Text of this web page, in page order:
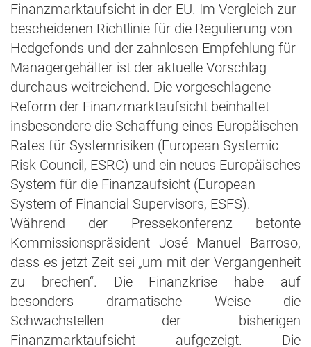
Finanzmarktaufsicht in der EU. Im Vergleich zur
bescheidenen Richtlinie für die Regulierung von
Hedgefonds und der zahnlosen Empfehlung für
Managergehälter ist der aktuelle Vorschlag
durchaus weitreichend. Die vorgeschlagene
Reform der Finanzmarktaufsicht beinhaltet
insbesondere die Schaffung eines Europäischen
Rates für Systemrisiken (European Systemic
Risk Council, ESRC) und ein neues Europäisches
System für die Finanzaufsicht (European
System of Financial Supervisors, ESFS).
Während der Pressekonferenz betonte
Kommissionspräsident José Manuel Barroso,
dass es jetzt Zeit sei „um mit der Vergangenheit
zu brechen“. Die Finanzkrise habe auf
besonders dramatische Weise die
Schwachstellen der bisherigen
Finanzmarktaufsicht aufgezeigt. Die